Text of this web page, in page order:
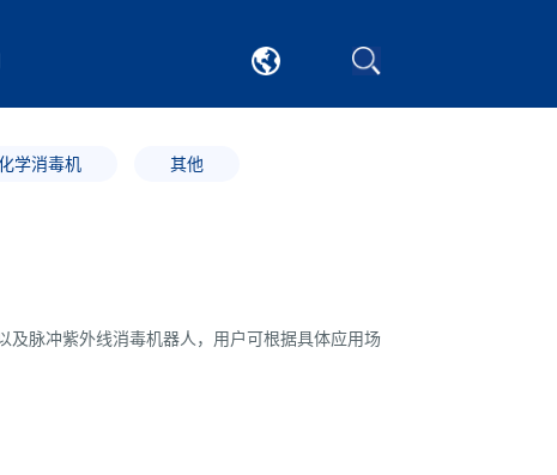
学消毒机 其他
脉冲紫外线消毒机器人，用户可根据具体应用场